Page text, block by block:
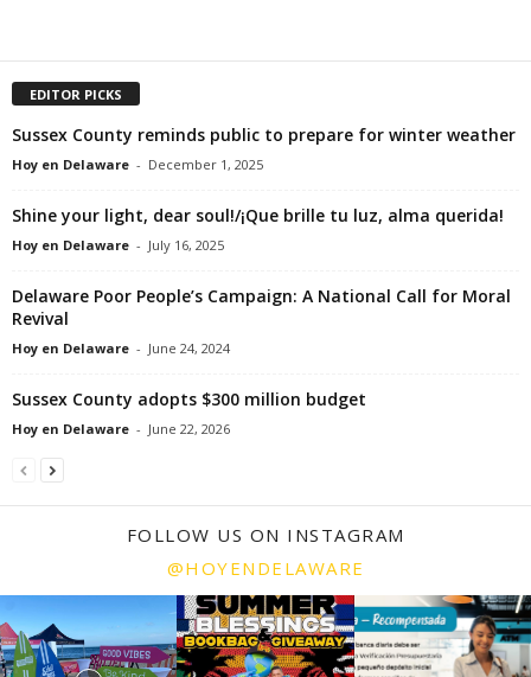
EDITOR PICKS
Sussex County reminds public to prepare for winter weather
Hoy en Delaware - December 1, 2025
Shine your light, dear soul!/¡Que brille tu luz, alma querida!
Hoy en Delaware - July 16, 2025
Delaware Poor People’s Campaign: A National Call for Moral
Revival
Hoy en Delaware - June 24, 2024
Sussex County adopts $300 million budget
Hoy en Delaware - June 22, 2026
FOLLOW US ON INSTAGRAM
@HOYENDELAWARE